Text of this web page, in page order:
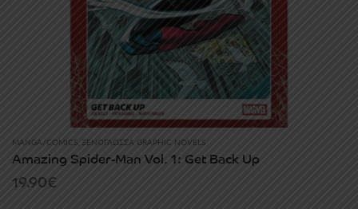
MANGA/COMICS ΞΕΝΌΓΛΩΣΣΑ GRAPHIC NOVELS
Amazing Spider-Man Vol. 1: Get Back Up
19.90€